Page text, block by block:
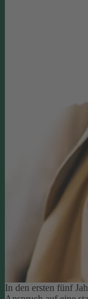
In den ersten fünf